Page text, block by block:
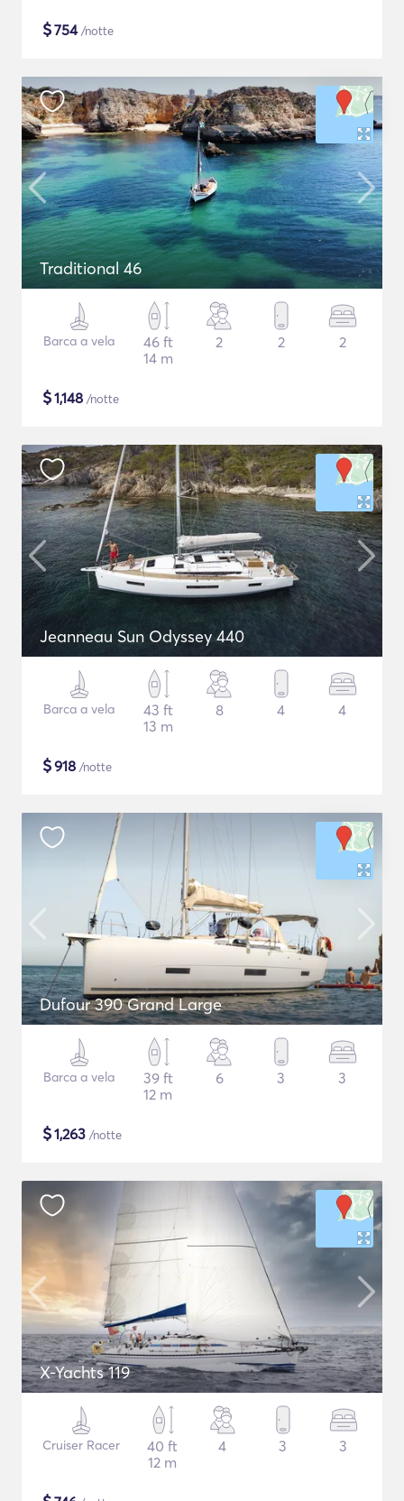
$754/notte
Traditional 46
Barca a vela
46 ft
14 m
2 2 2
$1,148 /notte
Jeanneau Sun Odyssey 440
Barca a vela
43 ft
13 m
8 4 4
$918 /notte
Dufour 390 Grand Large
Barca a vela
39 ft
12 m
6 3 3
$1,263 /notte
X-Yachts 119
Cruiser Racer
40 ft
12 m
4 3 3